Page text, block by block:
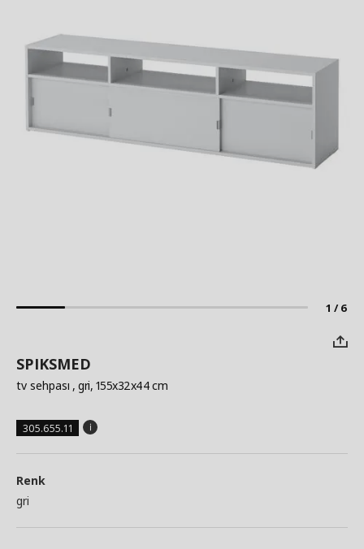
1 / 6
SPIKSMED
tv sehpası , gri, 155x32x44 cm
305.655.11
Renk
gri